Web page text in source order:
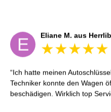
E Eliane M. aus
Ich hatte meinen
Techniker konnte den Wagen
beschädigen. Wirklich top